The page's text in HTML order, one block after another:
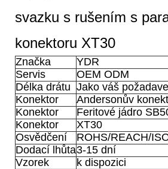
svazku s rušením s
konektoru XT30
Značka
YDR
Servis
OEM ODM
Délka drátu Jako váš
Konektor
Andersonův
Konektor
Feritové jádro
Konektor
XT30
Osvědčení
ROHS/REACH/
Dodací lhůta3-15 dní
Vzorek
k dispozici